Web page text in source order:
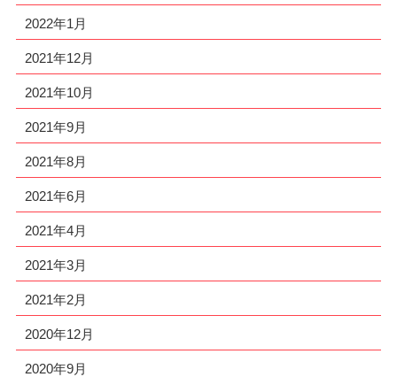
2022年1月
2021年12月
2021年10月
2021年9月
2021年8月
2021年6月
2021年4月
2021年3月
2021年2月
2020年12月
2020年9月